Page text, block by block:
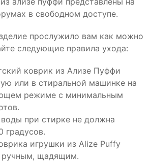
в свободном доступе.
прослужило вам как можно
следующие правила ухода:
коврик из Ализе Пуффи
или в стиральной машинке на
режиме с минимальным
при стирке не должна
градусов.
игрушки из Alize Puffy
ручным, щадящим.